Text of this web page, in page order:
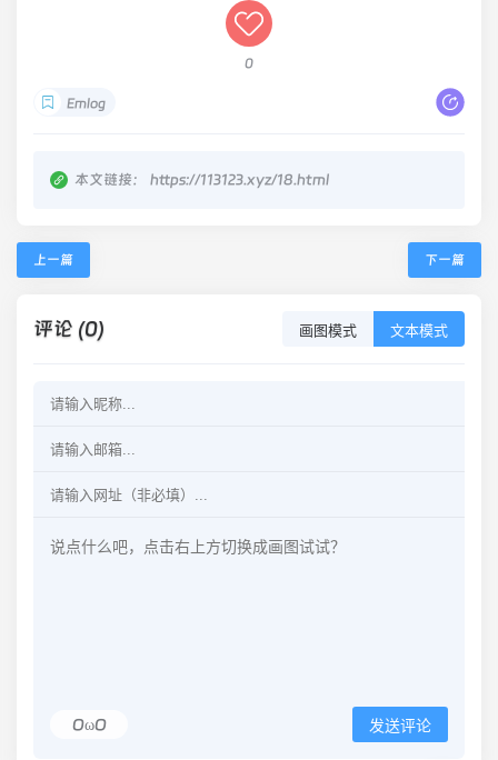
0
Emlog
本文链接： https://113123.xyz/18.html
上一篇 下一篇
评论 (0) 画图模式 文本模式
OωO 发送评论